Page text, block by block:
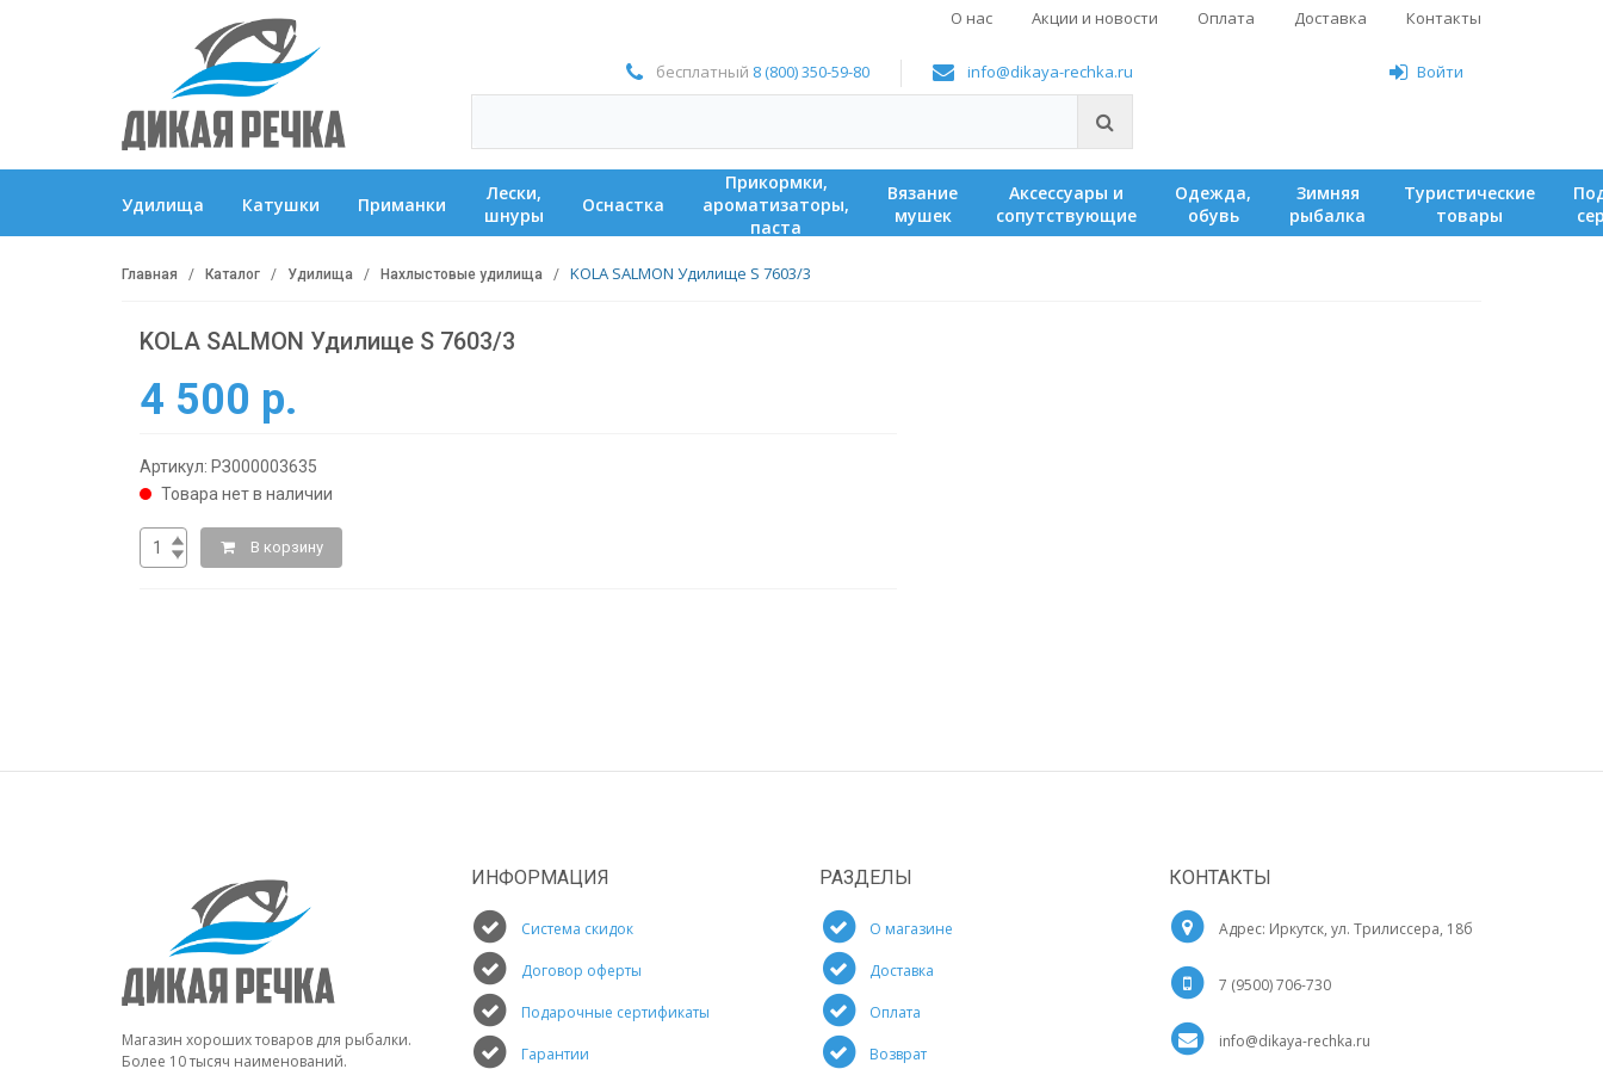
О нас Акции и новости Оплата Доставка Контакты
бесплатный 8 (800) 350-59-80 info@dikaya-rechka.ru Войти
удилища катушки приманки
лески,
шнуры
оснастка
прикормки,
ароматизаторы,
паста
вязание
мушек
аксессуары и
сопутствующие
одежда,
обувь
зимняя
рыбалка
туристические
товары
подарочный
Главная Каталог Удилища Нахлыстовые удилища KOLA SALMON Удилище S 7603/3
KOLA SALMON Удилище S 7603/3
4 500 р.
Артикул: РЗ000003635
Товара нет в наличии
В корзину
Магазин хороших товаров для рыбалки.
Более 10 тысяч наименований.
ИНФОРМАЦИЯ
Система скидок
Договор оферты
Подарочные сертификаты
Гарантии
РАЗДЕЛЫ
О магазине
Доставка
Оплата
Возврат
КОНТАКТЫ
Адрес: Иркутск, ул. Трилиссера, 18б
7 (9500) 706-730
info@dikaya-rechka.ru